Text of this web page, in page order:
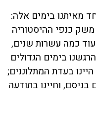
מאיתנו בימים אלה:
כנפי ההיסטוריה
כמה עשרות שנים,
בימים הגדולים
בעדת המתלוננים;
וחיינו בתודעה